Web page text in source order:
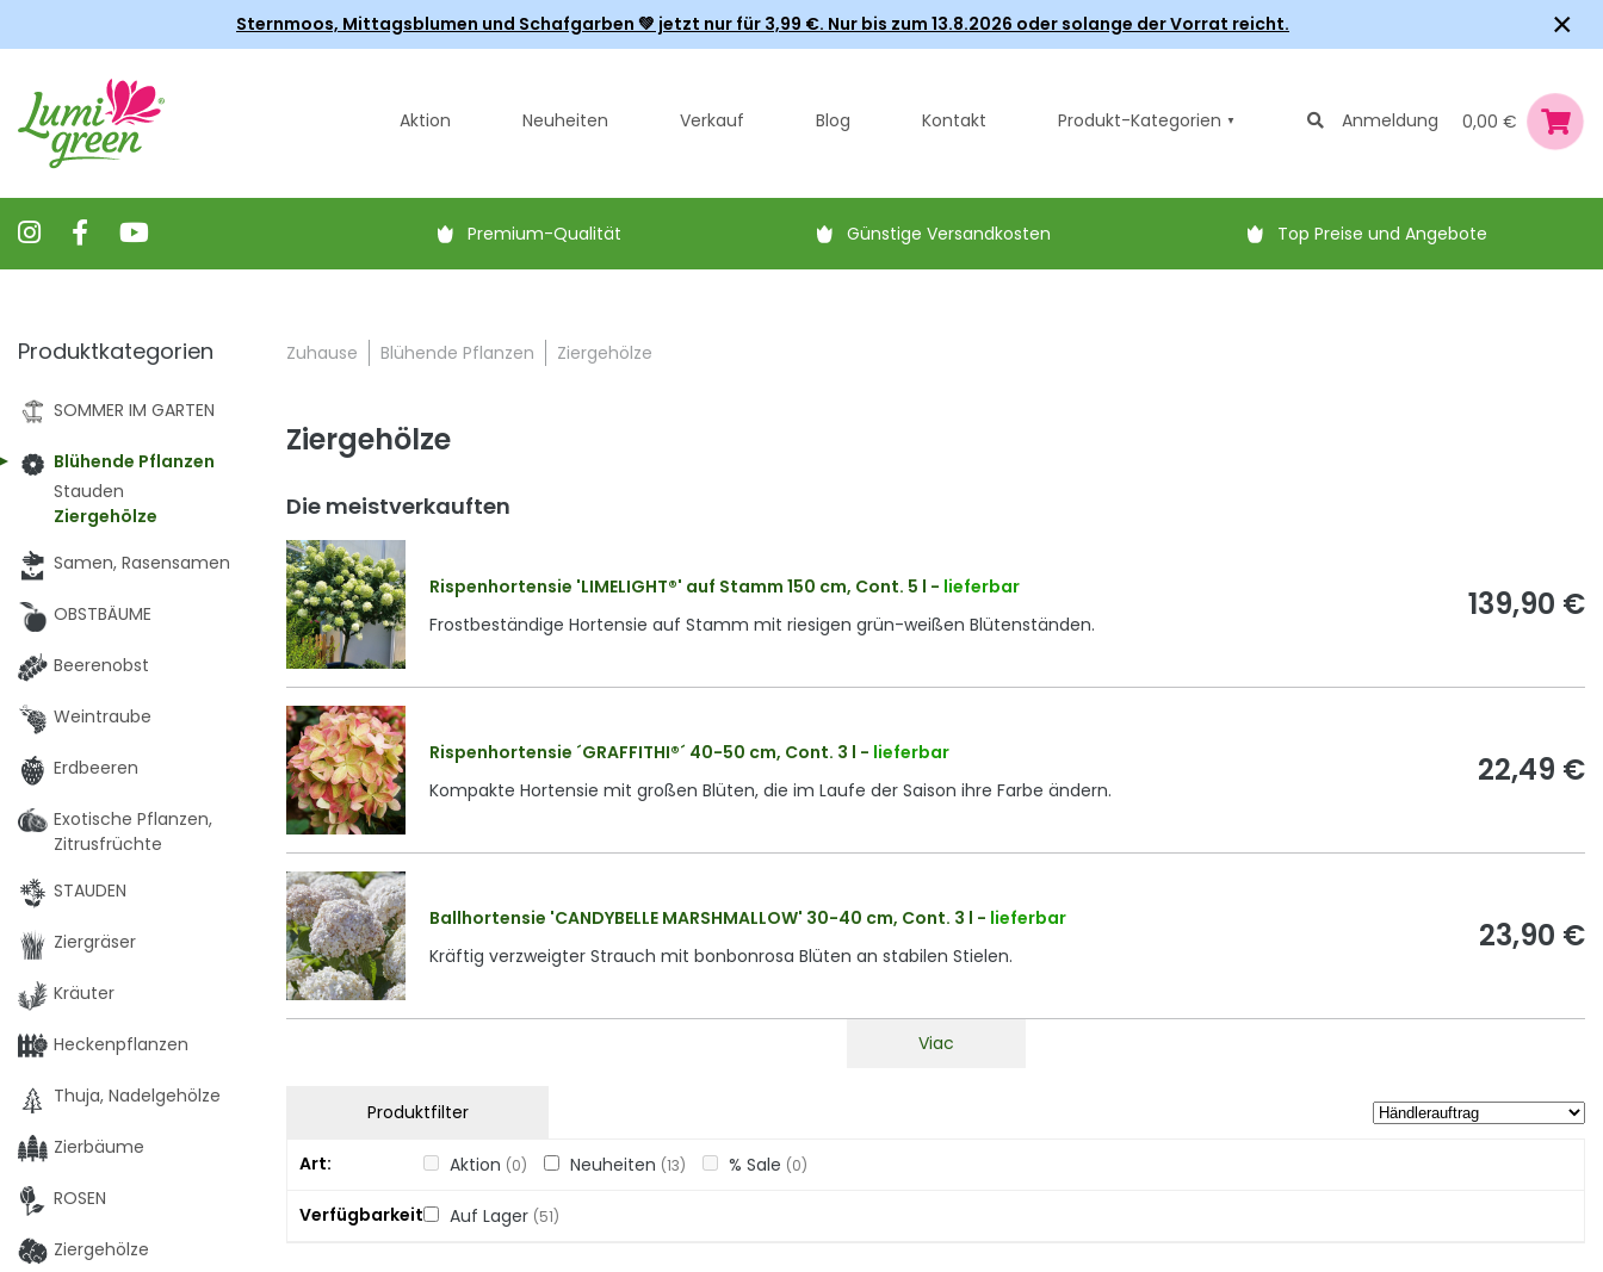
Sternmoos, Mittagsblumen und Schafgarben 💚 jetzt nur für 3,99 €. Nur bis zum 13.8.2026 oder solange der Vorrat reicht. ×
Aktion Neuheiten Verkauf Blog Kontakt Produkt-Kategorien Anmeldung 0,00 €
Premium-Qualität Günstige Versandkosten Top Preise und Angebote
Zuhause Blühende Pflanzen Ziergehölze
Ziergehölze
Die meistverkauften
Rispenhortensie 'LIMELIGHT®' auf Stamm 150 cm, Cont. 5 l - lieferbar
Frostbeständige Hortensie auf Stamm mit riesigen grün-weißen Blütenständen.
139,90 €
Rispenhortensie ´GRAFFITHI®´ 40-50 cm, Cont. 3 l - lieferbar
Kompakte Hortensie mit großen Blüten, die im Laufe der Saison ihre Farbe ändern.
22,49 €
Ballhortensie 'CANDYBELLE MARSHMALLOW' 30-40 cm, Cont. 3 l - lieferbar
Kräftig verzweigter Strauch mit bonbonrosa Blüten an stabilen Stielen.
23,90 €
Viac
Produktfilter
Art Aktion (0) Neuheiten (13) % Sale (0)
Verfügbarkeit Auf Lager (51)
Produktkategorien
SOMMER IM GARTEN
Blühende Pflanzen
Stauden
Ziergehölze
Samen, Rasensamen
OBSTBÄUME
Beerenobst
Weintraube
Erdbeeren
Exotische Pflanzen,
Zitrusfrüchte
STAUDEN
Ziergräser
Kräuter
Heckenpflanzen
Thuja, Nadelgehölze
Zierbäume
ROSEN
Ziergehölze